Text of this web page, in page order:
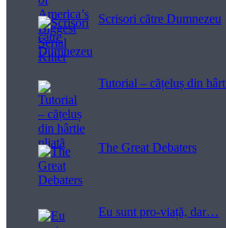
Scrisori către Dumnezeu
Tutorial – cățeluș din
The Great Debaters
Eu sunt pro-viață, dar…